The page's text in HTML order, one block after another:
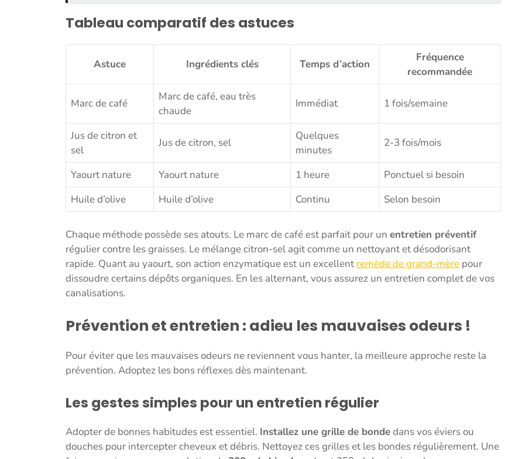
Tableau comparatif des astuces
Astuce Ingrédients clés Temps d’action
Fréquence
recommandée
Marc de café
Marc de café, eau très
chaude
Immédiat 1 fois/semaine
Jus de citron et
sel
Jus de citron, sel
Quelques
minutes
2-3 fois/mois
Yaourt nature Yaourt nature 1 heure
Ponctuel si besoin
Huile d’olive
Huile d’olive Continu Selon besoin
Chaque méthode possède ses atouts. Le marc de café est parfait pour un entretien préventif
régulier contre les graisses. Le mélange citron-sel agit comme un nettoyant et désodorisant
rapide. Quant au yaourt, son action enzymatique est un excellent remède de grand-mère pour
dissoudre certains dépôts organiques. En les alternant, vous assurez un entretien complet de vos
canalisations.
Prévention et entretien : adieu les mauvaises odeurs !
Pour éviter que les mauvaises odeurs ne reviennent vous hanter, la meilleure approche reste la
prévention. Adoptez les bons réflexes dès maintenant.
Les gestes simples pour un entretien régulier
Adopter de bonnes habitudes est essentiel. Installez une grille de bondedans vos éviers ou
douches pour intercepter cheveux et débris. Nettoyez ces grilles et les bondes régulièrement. Une